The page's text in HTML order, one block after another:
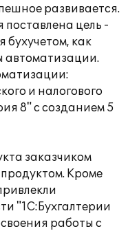
развивается.
цель -
бухучетом, как
автоматизации.
и налогового
8" с созданием 5
заказчиком
Кроме
"1С:Бухгалтерии
работы с